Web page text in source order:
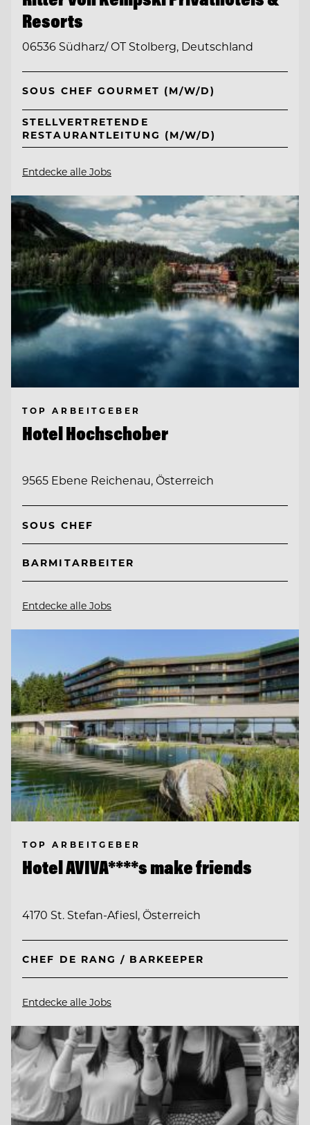
Resorts
06536 Südharz/ OT Stolberg, Deutschland
SOUS CHEF GOURMET (M/W/D)
STELLVERTRETENDE
RESTAURANTLEITUNG (M/W/D)
Entdecke alle Jobs
TOP ARBEITGEBER
Hotel Hochschober
9565 Ebene Reichenau, Österreich
SOUS CHEF
BARMITARBEITER
Entdecke alle Jobs
TOP ARBEITGEBER
Hotel AVIVA****s make friends
4170 St. Stefan-Afiesl, Österreich
CHEF DE RANG / BARKEEPER
Entdecke alle Jobs